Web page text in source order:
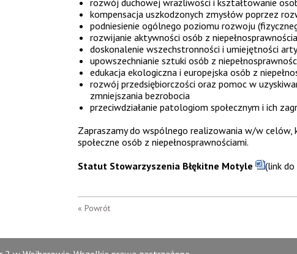
rozwój duchowej wrażliwości i kształtowanie
kompensacja uszkodzonych zmysłów poprzez
podniesienie ogólnego poziomu rozwoju
rozwijanie aktywności osób z
doskonalenie wszechstronności i umiejętności
upowszechnianie sztuki osób z
edukacja ekologiczna i europejska osób z
rozwój przedsiębiorczości oraz pomoc w
zmniejszania bezrobocia
przeciwdziałanie patologiom społecznym i ich
Zapraszamy do wspólnego realizowania w/w
społeczne osób z niepełnosprawnościami.
Statut Stowarzyszenia Błękitne Motyle
(link
« Powrót